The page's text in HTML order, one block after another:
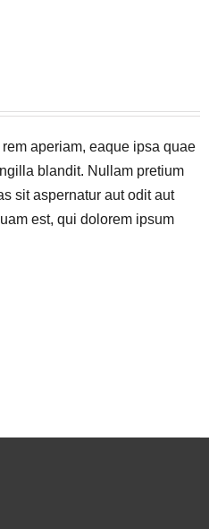
aperiam, eaque ipsa quae
blandit. Nullam pretium
sit aspernatur aut odit aut
est, qui dolorem ipsum